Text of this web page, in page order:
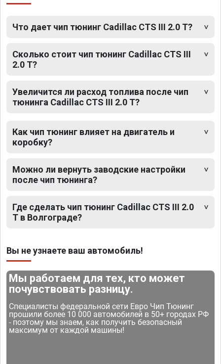
Что дает чип тюнинг Cadillac CTS III 2.0 T?
Сколько стоит чип тюнинг Cadillac CTS III
2.0 T?
Увеличится ли расход топлива после чип
тюнинга Cadillac CTS III 2.0 T?
Как чип тюнинг влияет на двигатель и
коробку?
Можно ли вернуть заводские настройки
после чип тюнинга?
Где сделать чип тюнинг Cadillac CTS III 2.0
T в Волгограде?
Вы не узнаете ваш автомобиль!
Мы работаем для тех, кто может
почувствовать разницу.
Специалисты федеральной сети Евро Чип Тюнинг
прошили более 10 000 автомобилей в 50+ городах РФ
- поэтому мы знаем, как получить безопасный
максимум от каждой машины!